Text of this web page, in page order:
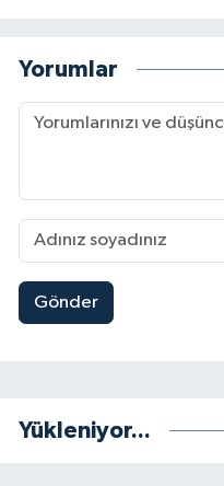
Yorumlar
Gönder
Yükleniyor...